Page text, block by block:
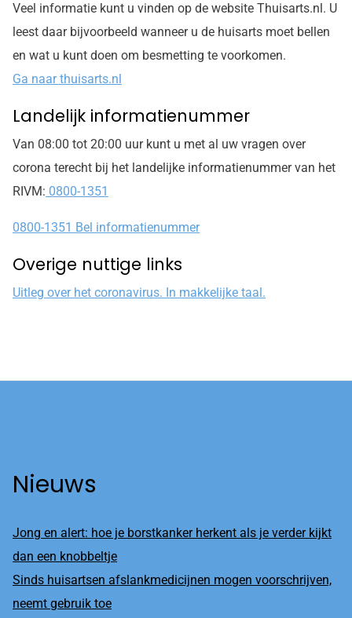
Veel informatie kunt u vinden op de website Thuisarts.nl. U
leest daar bijvoorbeeld wanneer u de huisarts moet bellen
en wat u kunt doen om besmetting te voorkomen.
Ga naar thuisarts.nl
Landelijk informatienummer
Van 08:00 tot 20:00 uur kunt u met al uw vragen over
corona terecht bij het landelijke informatienummer van het
RIVM: 0800-1351
0800-1351 Bel informatienummer
Overige nuttige links
Uitleg over het coronavirus. In makkelijke taal.
Nieuws
Jong en alert: hoe je borstkanker herkent als je verder kijkt
dan een knobbeltje
Sinds huisartsen afslankmedicijnen mogen voorschrijven,
neemt gebruik toe